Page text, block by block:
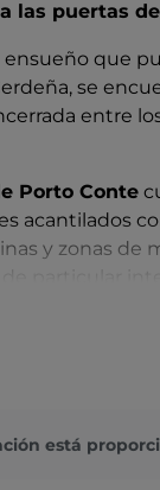
las puertas
ensueño que
se
entre
Porto Conte
acantilados
y zonas de
explorar. Los
descubrir,
está